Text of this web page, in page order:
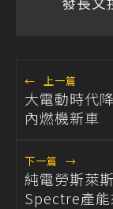
← 上一篇
大電動時代
內燃機新車
下一篇 →
純電勞斯萊
Spectre產